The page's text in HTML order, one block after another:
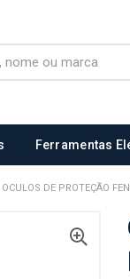
Ferramentas
OCULOS DE PROTEÇÃO